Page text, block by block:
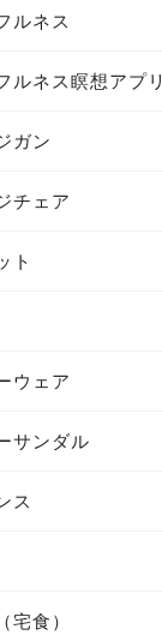
ルネス
ルネス瞑想アプリ
ガン
チェア
ト
ウェア
サンダル
ス
宅食）